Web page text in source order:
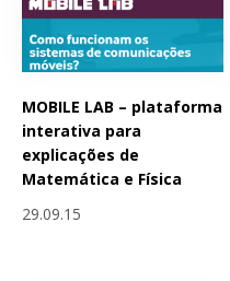
MOBILE LAB – plataforma
interativa para
explicações de
Matemática e Física
29.09.15